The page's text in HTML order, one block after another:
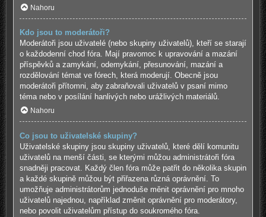
Nahoru
Kdo jsou to moderátoři?
Moderátoři jsou uživatelé (nebo skupiny uživatelů), kteří se starají
o každodenní chod fóra. Mají pravomoc k upravování a mazání
příspěvků a zamykání, odemykání, přesunování, mazání a
rozdělování témat ve fórech, která moderují. Obecně jsou
moderátoři přítomni, aby zabraňovali uživatelů v psaní mimo
téma nebo v posílání hanlivých nebo urážlivých materiálů.
Nahoru
Co jsou to uživatelské skupiny?
Uživatelské skupiny jsou skupiny uživatelů, které dělí komunitu
uživatelů na menší části, se kterými můžou administrátoři fóra
snadněji pracovat. Každý člen fóra může patřit do několika skupin
a každé skupině můžou být přiřazena různá oprávnění. To
umožňuje administrátorům jednoduše měnit oprávnění pro mnoho
uživatelů najednou, například změnit oprávnění pro moderátory,
nebo povolit uživatelům přístup do soukromého fóra.